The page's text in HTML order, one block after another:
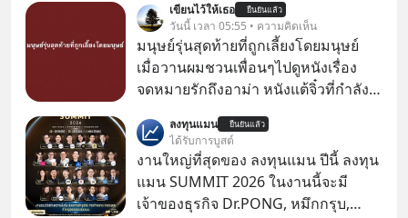
เขียนไว้ให้เธอ ยืนยันแล้ว
วันนี้ เวลา 05:55 • ความคิดเห็น
มนุษย์รุ่นสุดท้ายที่ถูกเลี้ยงโดยมนุษย์
เมื่อวานผมชวนเพื่อนๆไปดูหนังเรื่อง
จดหมายรักถึงอาม่า หนังแต้จิ๋วที่กำลัง
ป๊าผมเห็นโปสเตอร์หนังเรื่องนี้หลาย
เดือนก่อนและอยากดูมาก ด้วยเพราะว่า
อากงก็มาจากเมืองจีน ป๊าก็พูดแต้จิ๋วได้
มีเรื่องราวมีความผูกพันที่ได้ยินตั้งแต่
ลงทุนแมน ยืนยันแล้ว
ได้รับการบูสต์
งานใหญ่ที่สุดของ ลงทุนแมน ปีนี้ ลงทุน
แมน SUMMIT 2026 ในงานนี้จะมี
เจ้าของธุรกิจ Dr.PONG, หมึกกรุบ,